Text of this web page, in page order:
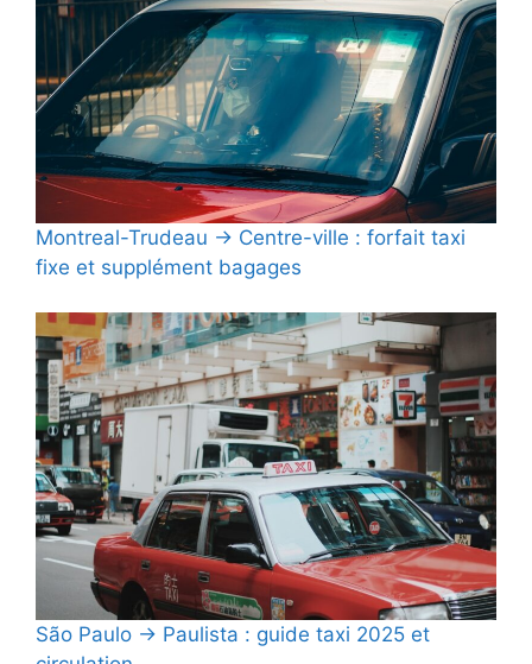
Montreal-Trudeau → Centre-ville : forfait taxi
fixe et supplément bagages
São Paulo → Paulista : guide taxi 2025 et